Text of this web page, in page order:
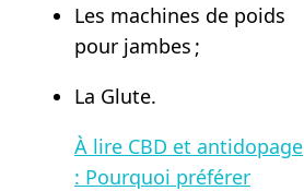
Les machines de poids
pour jambes ;
La Glute.
À lire CBD et antidopage
: Pourquoi préférer